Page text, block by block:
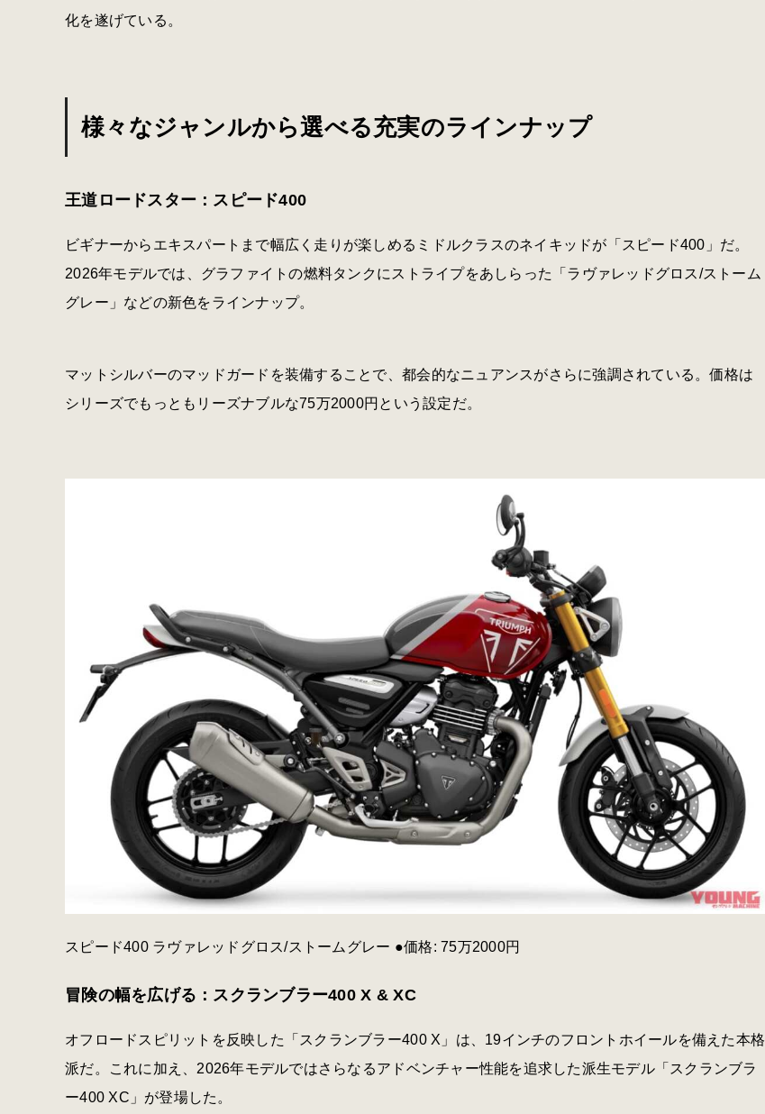
化を遂げている。
様々なジャンルから選べる充実のラインナップ
王道ロードスター：スピード400
ビギナーからエキスパートまで幅広く走りが楽しめるミドルクラスのネイキッドが「スピード400」だ。
2026年モデルでは、グラファイトの燃料タンクにストライプをあしらった「ラヴァレッドグロス/ストーム
グレー」などの新色をラインナップ。
マットシルバーのマッドガードを装備することで、都会的なニュアンスがさらに強調されている。価格は
シリーズでもっともリーズナブルな75万2000円という設定だ。
スピード400 ラヴァレッドグロス/ストームグレー ●価格: 75万2000円
冒険の幅を広げる：スクランブラー400 X & XC
オフロードスピリットを反映した「スクランブラー400 X」は、19インチのフロントホイールを備えた本格
派だ。これに加え、2026年モデルではさらなるアドベンチャー性能を追求した派生モデル「スクランブラ
ー400 XC」が登場した。